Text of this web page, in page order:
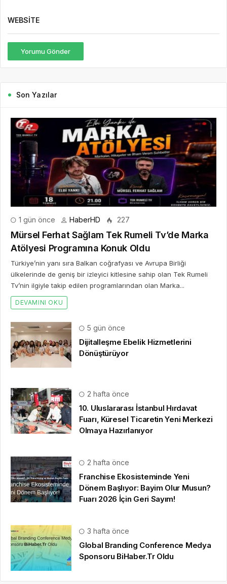
WEBSITE
Yorumu Gönder
Son Yazılar
1 gün önce HaberHD 227
Mürsel Ferhat Sağlam Tek Rumeli Tv’de Marka
Atölyesi Programına Konuk Oldu
Türkiye’nin yanı sıra Balkan coğrafyası ve Avrupa Birliği
ülkelerinde de geniş bir izleyici kitlesine sahip olan Tek Rumeli
Tv’nin ilgiyle takip edilen programlarından olan Marka...
DEVAMINI OKU
5 gün önce
Dijitalleşme Ebelik Hizmetlerini
Dönüştürüyor
2 hafta önce
10. Uluslararası İstanbul Hırdavat
Fuarı, Küresel Ticaretin Yeni Merkezi
Olmaya Hazırlanıyor
2 hafta önce
Franchise Ekosisteminde Yeni
Dönem Başlıyor: Bayim Olur Musun?
Fuarı 2026 İçin Geri Sayım!
3 hafta önce
Global Branding Conference Medya
Sponsoru BiHaber.Tr Oldu